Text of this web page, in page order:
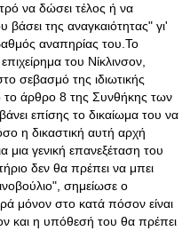
να δώσει τέλος ή να
βάσει της αναγκαιότητας" γι'
αναπηρίας του.Το
του Νίκλινσον,
σεβασμό της ιδιωτικής
άρθρο 8 της Συνθήκης των
επίσης το δικαίωμα του να
η δικαστική αυτή αρχή
μια γενική επανεξέταση του
δεν θα πρέπει να μπει
σημείωσε ο
μόνον στο κατά πόσον είναι
και η υπόθεσή του θα πρέπει